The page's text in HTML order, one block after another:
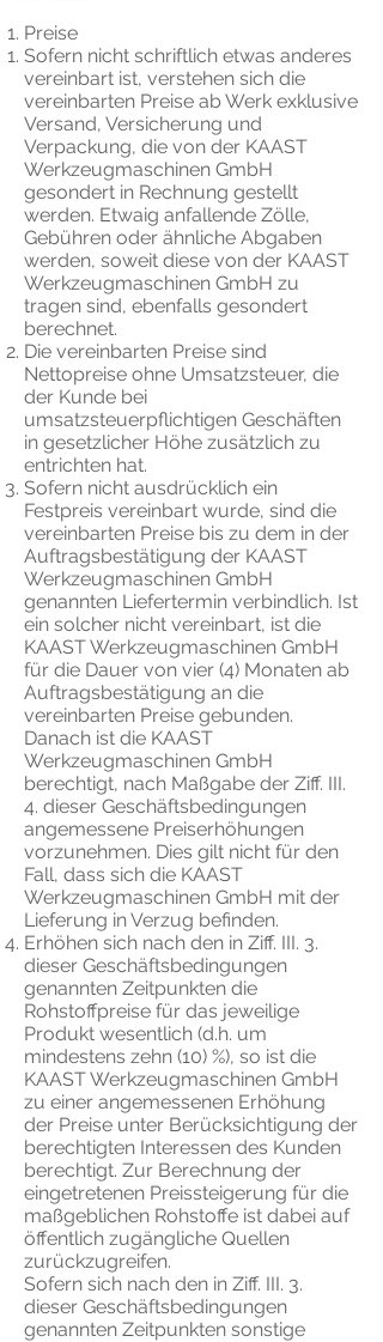
Preise
Sofern nicht schriftlich etwas anderes
vereinbart ist, verstehen sich die
vereinbarten Preise ab Werk exklusive
Versand, Versicherung und
Verpackung, die von der KAAST
Werkzeugmaschinen GmbH
gesondert in Rechnung gestellt
werden. Etwaig anfallende Zölle,
Gebühren oder ähnliche Abgaben
werden, soweit diese von der KAAST
Werkzeugmaschinen GmbH zu
tragen sind, ebenfalls gesondert
berechnet.
Die vereinbarten Preise sind
Nettopreise ohne Umsatzsteuer, die
der Kunde bei
umsatzsteuerpflichtigen Geschäften
in gesetzlicher Höhe zusätzlich zu
entrichten hat.
Sofern nicht ausdrücklich ein
Festpreis vereinbart wurde, sind die
vereinbarten Preise bis zu dem in der
Auftragsbestätigung der KAAST
Werkzeugmaschinen GmbH
genannten Liefertermin verbindlich. Ist
ein solcher nicht vereinbart, ist die
KAAST Werkzeugmaschinen GmbH
für die Dauer von vier (4) Monaten ab
Auftragsbestätigung an die
vereinbarten Preise gebunden.
Danach ist die KAAST
Werkzeugmaschinen GmbH
berechtigt, nach Maßgabe der Ziff. III.
4. dieser Geschäftsbedingungen
angemessene Preiserhöhungen
vorzunehmen. Dies gilt nicht für den
Fall, dass sich die KAAST
Werkzeugmaschinen GmbH mit der
Lieferung in Verzug befinden.
Erhöhen sich nach den in Ziff. III. 3.
dieser Geschäftsbedingungen
genannten Zeitpunkten die
Rohstoffpreise für das jeweilige
Produkt wesentlich (d.h. um
mindestens zehn (10) %), so ist die
KAAST Werkzeugmaschinen GmbH
zu einer angemessenen Erhöhung
der Preise unter Berücksichtigung der
berechtigten Interessen des Kunden
berechtigt. Zur Berechnung der
eingetretenen Preissteigerung für die
maßgeblichen Rohstoffe ist dabei auf
öffentlich zugängliche Quellen
zurückzugreifen.
Sofern sich nach den in Ziff. III. 3.
dieser Geschäftsbedingungen
genannten Zeitpunkten sonstige